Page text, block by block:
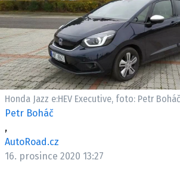
TECHNIKA
EKONOMIKA
ČESKÝ TRH
TUNING
PROFI
ELEKTRO
Honda Jazz e:HEV Executive, foto: Petr Boháč
Petr Boháč
,
AutoRoad.cz
16. prosince 2020 13:27